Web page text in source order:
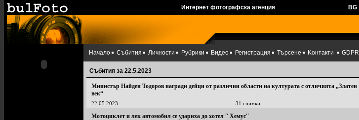
Интернет фотографска агенция BG
Начало Събития Личности Рубрики Видео Регистрация Търсене Kонтакти GDPR
Събития за 22.5.2023
Министър Найден Тодоров награди дейци от различни области на културата с отличията „Златен
век“
22.05.2023 31 снимки
Мотоциклет и лек автомобил се удариха до хотел '' Хемус''